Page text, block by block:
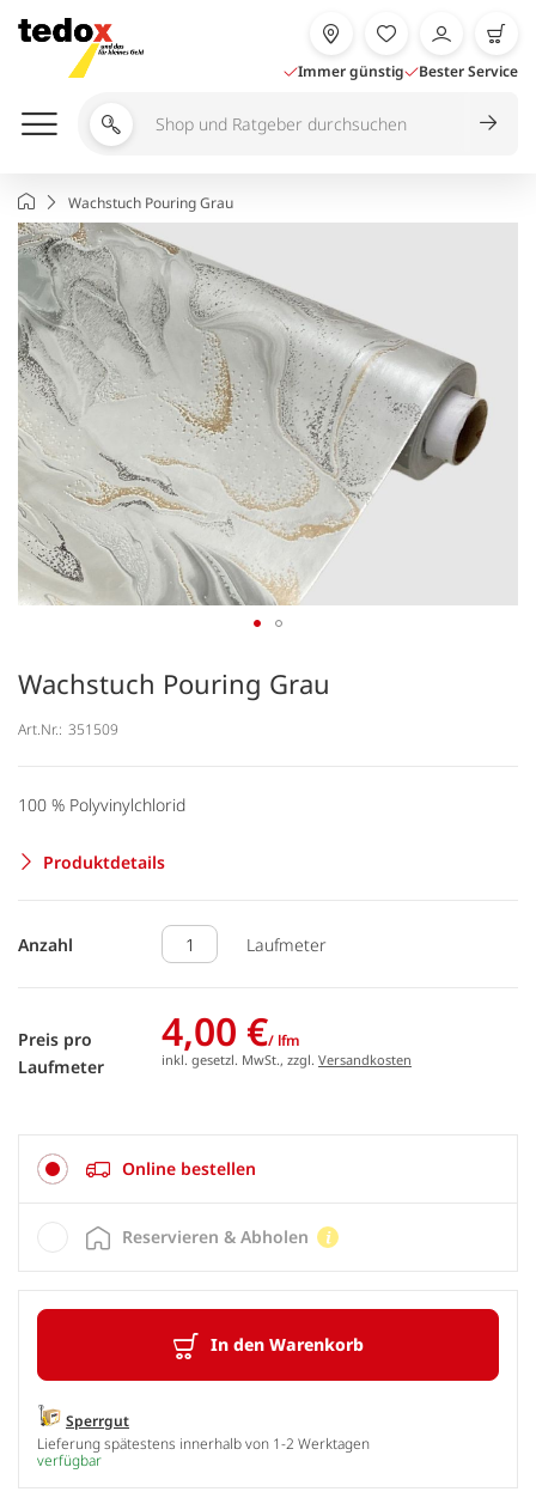
Inhalt
springen
Immer günstig Bester Service
Shop
durchsuchen
StartseiteWachstuch Pouring Grau
Wachstuch Pouring Grau
Art.Nr.: 351509
100 % Polyvinylchlorid
Produktdetails
Anzahl Laufmeter
Preis pro
Laufmeter
4,00 €/ lfm
inkl. gesetzl. MwSt., zzgl. Versandkosten
Online bestellen
In den Warenkorb
Sperrgut
Lieferung spätestens innerhalb von 1-2 Werktagen
verfügbar
Reservieren & Abholen